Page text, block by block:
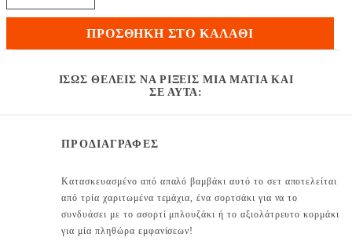
ΠΡΟΣΘΉΚΗ ΣΤΟ ΚΑΛΆΘΙ
ΊΣΩΣ ΘΈΛΕΙΣ ΝΑ ΡΊΞΕΙΣ ΜΙΑ ΜΑΤΙΆ ΚΑΙ
ΣΕ ΑΥΤΆ:
ΠΡΟΔΙΑΓΡΑΦΕΣ
Κατασκευασμένο από απαλό βαμβάκι αυτό το σετ αποτελείται
από τρία χαριτωμένα τεμάχια, ένα σορτσάκι για να το
συνδυάσει με το ασορτί μπλουζάκι ή το αξιολάτρευτο κορμάκι
για μία πληθώρα εμφανίσεων!